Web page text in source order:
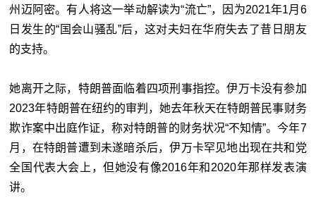
州迈阿密。有人将这一举动解读为“流亡”，因为2021年1月6
日发生的“国会山骚乱”后，这对夫妇在华府失去了昔日朋友
的支持。
她离开之际，特朗普面临着四项刑事指控。伊万卡没有参加
2023年特朗普在纽约的审判，她去年秋天在特朗普民事财务
欺诈案中出庭作证，称对特朗普的财务状况“不知情”。今年7
月，在特朗普遭到未遂暗杀后，伊万卡罕见地出现在共和党
全国代表大会上，但她没有像2016年和2020年那样发表演
讲。